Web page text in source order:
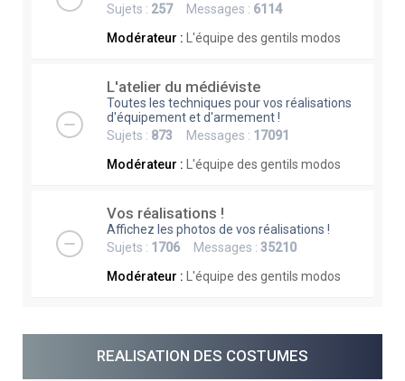
Sujets : 257Messages : 6114
Modérateur :
L'équipe des gentils modos
L'atelier du médiéviste
Toutes les techniques pour vos réalisations
d'équipement et d'armement !
Sujets : 873 Messages : 17091
Modérateur :
L'équipe des gentils modos
Vos réalisations !
Affichez les photos de vos réalisations !
Sujets : 1706 Messages : 35210
Modérateur :
L'équipe des gentils modos
REALISATION DES COSTUMES